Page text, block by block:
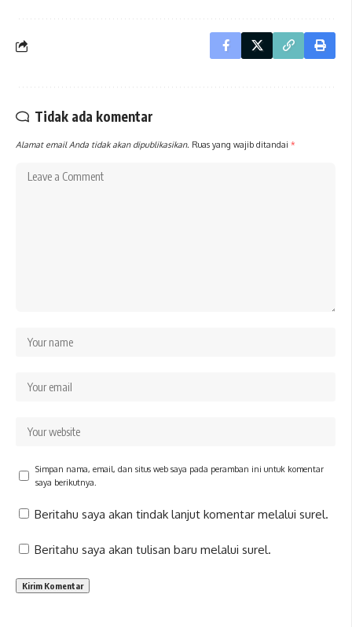
Tidak ada komentar
Alamat email Anda tidak akan dipublikasikan. Ruas yang wajib ditandai *
Simpan nama, email, dan situs web saya pada peramban ini untuk komentar
saya berikutnya.
Beritahu saya akan tindak lanjut komentar melalui surel.
Beritahu saya akan tulisan baru melalui surel.